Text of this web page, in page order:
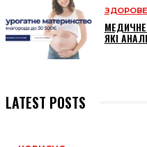
МЕДИЧНЕ
ЯКІ
LATEST POSTS